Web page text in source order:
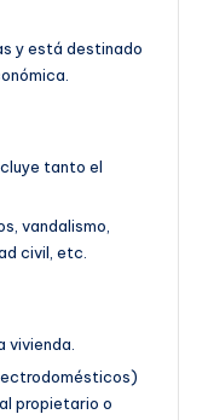
y está destinado
tanto el
vandalismo,
civil, etc.
vivienda.
propietario o